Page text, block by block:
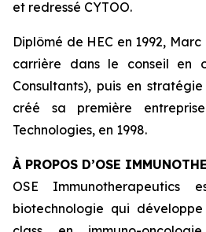
et redressé CYTOO.
Diplômé de HEC en 1992,
carrière dans le conseil en
Consultants), puis en
créé sa première
Technologies, en 1998.
À PROPOS D’OSE
OSE
biotechnologie qui